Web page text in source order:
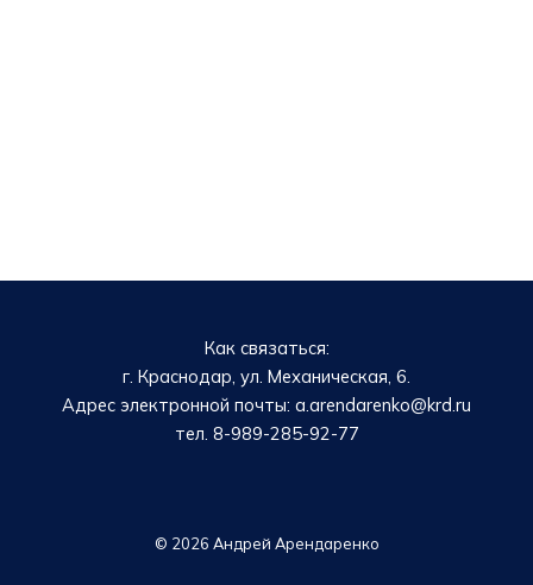
Как связаться:
г. Краснодар, ул. Механическая, 6.
Адрес электронной почты: a.arendarenko@krd.ru
тел. 8-989-285-92-77
© 2026 Андрей Арендаренко